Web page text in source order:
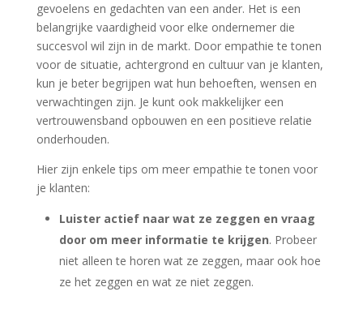
gevoelens en gedachten van een ander. Het is een
belangrijke vaardigheid voor elke ondernemer die
succesvol wil zijn in de markt. Door empathie te tonen
voor de situatie, achtergrond en cultuur van je klanten,
kun je beter begrijpen wat hun behoeften, wensen en
verwachtingen zijn. Je kunt ook makkelijker een
vertrouwensband opbouwen en een positieve relatie
onderhouden.
Hier zijn enkele tips om meer empathie te tonen voor
je klanten:
Luister actief naar wat ze zeggen en vraag
door om meer informatie te krijgen. Probeer
niet alleen te horen wat ze zeggen, maar ook hoe
ze het zeggen en wat ze niet zeggen.